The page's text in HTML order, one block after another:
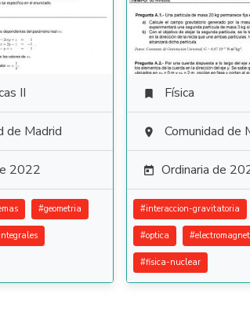
II
de Madrid
2022
#geometria
 Física
 Comunidad de
 Ordinaria de
#interaccion-gravitatoria
#optica #
#fisica-nuclear